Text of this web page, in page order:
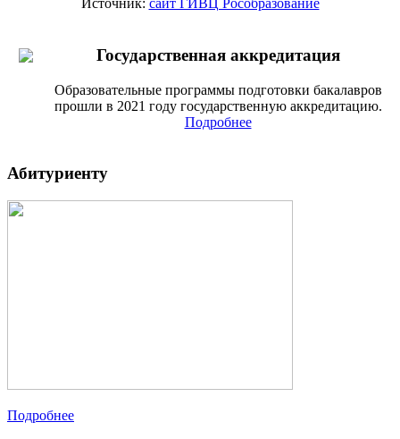
Источник: сайт ГИВЦ Рособразование
Государственная аккредитация
Образовательные программы подготовки бакалавров
прошли в 2021 году государственную аккредитацию.
Подробнее
Абитуриенту
Подробнее